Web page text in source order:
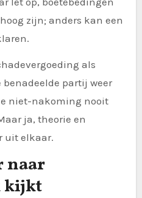
zijn; anders kan een
als
partij weer
niet-nakoming nooit
ja, theorie en
uit elkaar.
naar
kijkt